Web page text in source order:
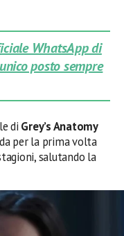
WhatsApp di
posto sempre
di Grey’s Anatomy
per la prima volta
salutando la